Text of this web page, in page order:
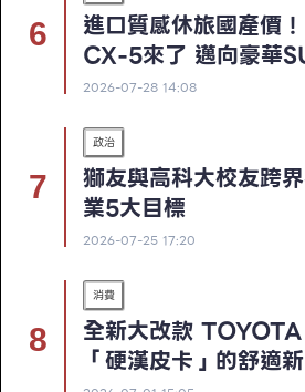
進口質感休旅國產價
CX-5來了 邁向豪華
2026-07-28 14:08
政治
獅友與高科大校友跨
業5大目標
2026-07-25 17:20
消費
全新大改款
「硬漢皮卡」的舒適